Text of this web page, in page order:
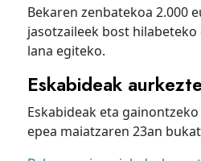
Bekaren zenbatekoa 2.000
jasotzaileek bost
lana egiteko.
Eskabideak
Eskabideak eta
epea maiatzaren 23an